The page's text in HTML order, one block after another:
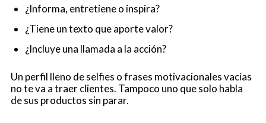
¿Informa, entretiene o inspira?
¿Tiene un texto que aporte valor?
¿Incluye una llamada a la acción?
Un perfil lleno de selfies o frases motivacionales vacías
no te va a traer clientes. Tampoco uno que solo habla
de sus productos sin parar.